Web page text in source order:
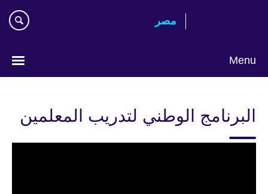
مصر‎
Menu
البرنامج الوطني لتدريب المعلمين